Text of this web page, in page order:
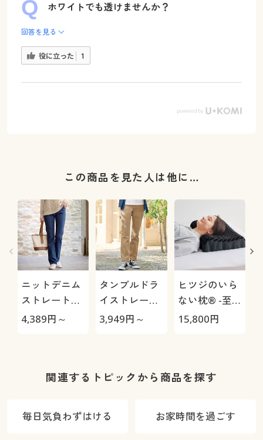
ホワイトでも透けませんか？
回答を見る
役に立った 1
この商品を見た人は他に…
ニットデニム
ストレートパ
ンツ(スマート
わらか・選べ
OK・1年中は
4,389円～
タンブルドラ
イストレート
パンツ(ストレ
カット・静電
3,949円～
ヒツジのいら
ない枕® -至
極-
15,800円
関連するトピックから商品を探す
毎日気負わずはける お家時間を過ごす